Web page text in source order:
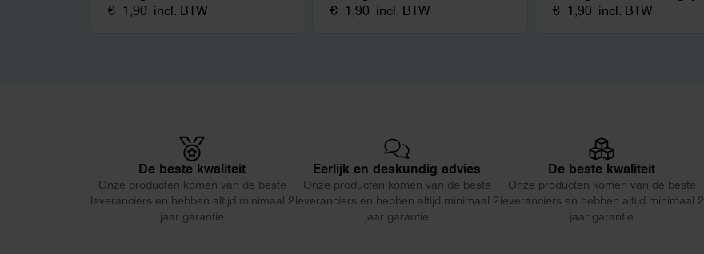
€ 1,90 incl. BTW
€ 1,90 incl. BTW
€ 1,90 incl. BTW
De beste kwaliteit
Onze producten komen van de beste
leveranciers en hebben altijd minimaal 2
jaar garantie
Eerlijk en deskundig advies
Onze producten komen van de beste
leveranciers en hebben altijd minimaal 2
jaar garantie
De beste kwaliteit
Onze producten komen van de beste
leveranciers en hebben altijd minimaal 2
jaar garantie